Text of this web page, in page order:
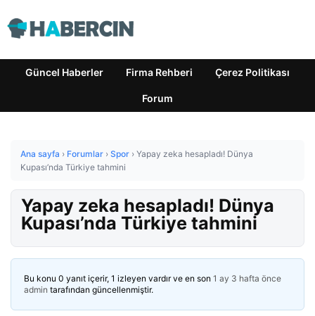
Güncel Haberler Firma Rehberi Çerez Politikası
Forum
Ana sayfa › Forumlar › Spor › Yapay zeka hesapladı! Dünya
Kupası’nda Türkiye tahmini
Yapay zeka hesapladı! Dünya
Kupası’nda Türkiye tahmini
Bu konu 0 yanıt içerir, 1 izleyen vardır ve en son 1 ay 3 hafta önce
admin tarafından güncellenmiştir.